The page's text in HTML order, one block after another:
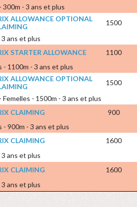
300m - 3 ans et plus
ALLOWANCE OPTIONAL
1500
ans et plus
STARTER ALLOWANCE 1100
- 1100m - 3 ans et plus
ALLOWANCE OPTIONAL
1500
Femelles - 1500m - 3 ans et plus
CLAIMING 900
- 900m - 3 ans et plus
CLAIMING 1600
ans et plus
CLAIMING 1600
ans et plus